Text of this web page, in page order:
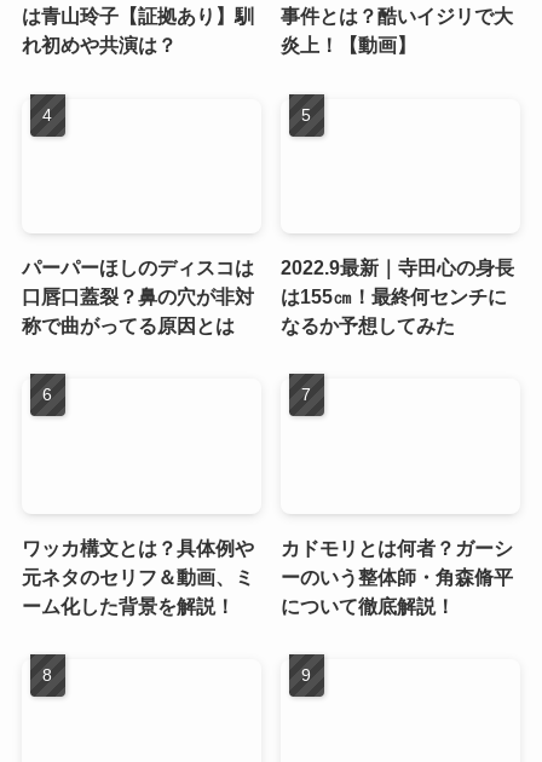
は青山玲子【証拠あり】馴
れ初めや共演は？
事件とは？酷いイジリで大
炎上！【動画】
パーパーほしのディスコは
口唇口蓋裂？鼻の穴が非対
称で曲がってる原因とは
2022.9最新｜寺田心の身長
は155㎝！最終何センチに
なるか予想してみた
ワッカ構文とは？具体例や
元ネタのセリフ＆動画、ミ
ーム化した背景を解説！
カドモリとは何者？ガーシ
ーのいう整体師・角森脩平
について徹底解説！